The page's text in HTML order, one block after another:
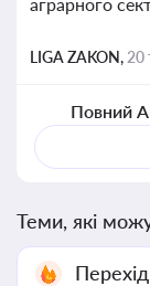
LIGA ZAKON, 20
Повний
Теми, які